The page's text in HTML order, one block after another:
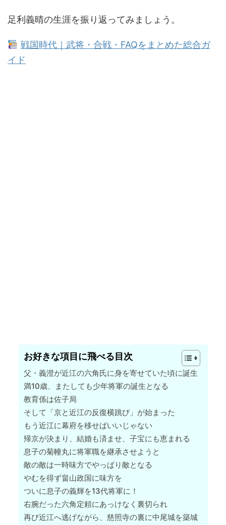
足利義晴の生涯を振り返ってみましょう。
戦国時代｜武将・合戦・FAQをまとめた総合ガ
イド
お好きな項目に飛べる目次
父・義澄が近江の六角氏に身を寄せていた頃に誕生
満10歳、またしても少年将軍の誕生となる
教育係は佐子局
そして「京と近江の反復横跳び」が始まった
もう近江に幕府を移せばいいじゃない
帰京が決まり、結婚も済ませ、子宝にも恵まれる
息子の菊幢丸に将軍職を継承させようと
敵の敵は一時味方でやっぱり敵となる
やむを得ず畠山政国に味方を
ついに息子の義輝を13代将軍に！
右腕だった六角定頼にあっけなく裏切られ
再び近江へ逃げながら、慈照寺の裏に中尾城を築城